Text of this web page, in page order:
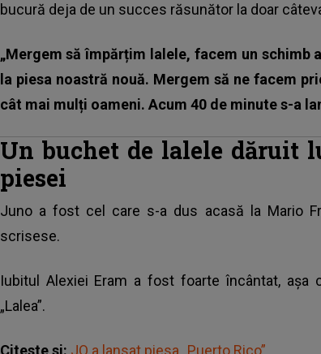
bucură deja de un succes răsunător la doar
„Mergem să împărțim lalele, facem un schimb
la piesa noastră nouă. Mergem să ne facem
cât mai mulți oameni. Acum 40 de minute s-a
Un buchet de lalele dăruit
piesei
Juno a fost cel care s-a dus acasă la Mario
scrisese.
Iubitul Alexiei Eram a fost foarte încântat,
„Lalea”.
Citeste si: JO a lansat piesa „Puerto Rico”